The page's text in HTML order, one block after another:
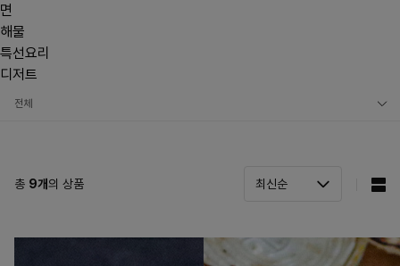
면
해물
특선요리
디저트
전체
총 9개의 상품